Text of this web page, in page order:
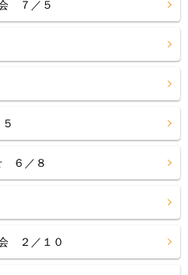
７／５
６／８
２／１０